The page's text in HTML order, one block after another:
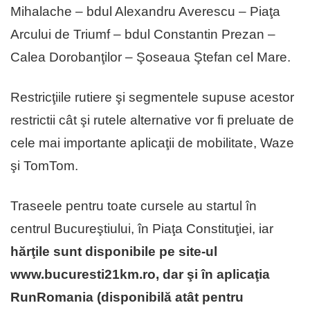
Mihalache – bdul Alexandru Averescu – Piaţa
Arcului de Triumf – bdul Constantin Prezan –
Calea Dorobanţilor – Şoseaua Ştefan cel Mare.
Restricţiile rutiere şi segmentele supuse acestor
restrictii cât şi rutele alternative vor fi preluate de
cele mai importante aplicaţii de mobilitate, Waze
şi TomTom.
Traseele pentru toate cursele au startul în
centrul Bucureştiului, în Piaţa Constituţiei, iar
hărţile sunt disponibile pe site-ul
www.bucuresti21km.ro, dar şi în aplicaţia
RunRomania (disponibilă atât pentru